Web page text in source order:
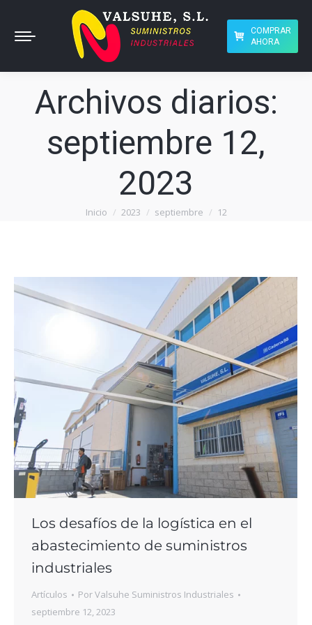
COMPRAR
AHORA
Archivos diarios:
septiembre 12,
2023
Estás aquí:
Inicio 2023 septiembre 12
Los desafíos de la logística en el
abastecimiento de suministros
industriales
Artículos PorValsuhe Suministros Industriales
septiembre 12, 2023